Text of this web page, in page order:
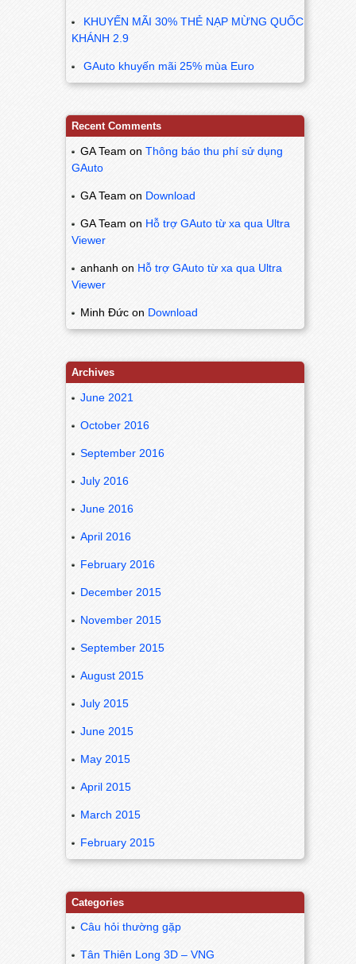
KHUYẾN MÃI 30% THẺ NẠP MỪNG QUỐC
KHÁNH 2.9
GAuto khuyến mãi 25% mùa Euro
Recent Comments
GA Team on Thông báo thu phí sử dụng
GAuto
GA Team on Download
GA Team on Hỗ trợ GAuto từ xa qua Ultra
Viewer
anhanh on Hỗ trợ GAuto từ xa qua Ultra
Viewer
Minh Đức on Download
Archives
June 2021
October 2016
September 2016
July 2016
June 2016
April 2016
February 2016
December 2015
November 2015
September 2015
August 2015
July 2015
June 2015
May 2015
April 2015
March 2015
February 2015
Categories
Câu hỏi thường gặp
Tân Thiên Long 3D – VNG